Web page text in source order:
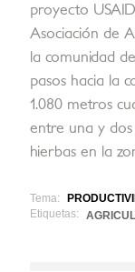
proyecto
Asociación de
la comunidad
pasos hacia la
1.080 metros
entre una y
hierbas en la
Tema:
Etiquetas: